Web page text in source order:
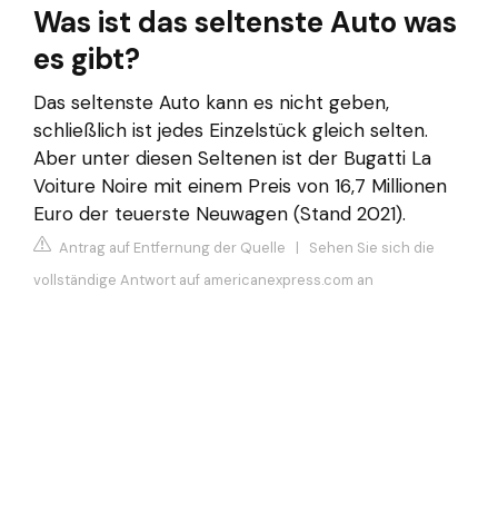
Was ist das seltenste Auto was
es gibt?
Das seltenste Auto kann es nicht geben,
schließlich ist jedes Einzelstück gleich selten.
Aber unter diesen Seltenen ist der Bugatti La
Voiture Noire mit einem Preis von 16,7 Millionen
Euro der teuerste Neuwagen (Stand 2021).
Antrag auf Entfernung der Quelle | Sehen Sie sich die
vollständige Antwort auf americanexpress.com an